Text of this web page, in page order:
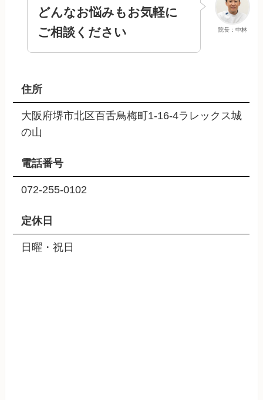
院長：中林
どんなお悩みもお気軽に
ご相談ください
住所
大阪府堺市北区百舌鳥梅町1-16-4ラレックス城
の山
電話番号
072-255-0102
定休日
日曜・祝日